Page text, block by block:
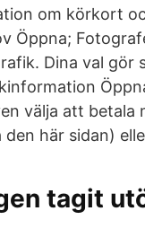
om körkort
Öppna;
Dina val
välja att
den här sidan)
tagit